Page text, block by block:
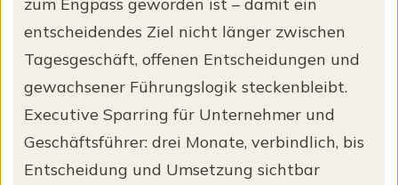
entscheidendes Ziel nicht länger zwischen
Tagesgeschäft, offenen Entscheidungen und
gewachsener Führungslogik steckenbleibt.
Executive Sparring für Unternehmer und
Geschäftsführer: drei Monate, verbindlich, bis
Entscheidung und Umsetzung sichtbar